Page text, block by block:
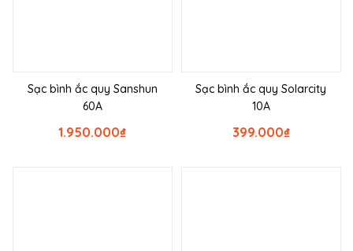
Sạc bình ắc quy Sanshun
60A
₫
1.950.000
Sạc bình ắc quy Solarcity
10A
₫
399.000